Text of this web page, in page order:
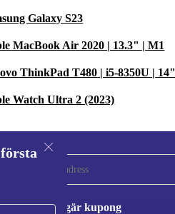
Galaxy S23
MacBook Air 2020 | 13.3" | M1
ThinkPad T480 | i5-8350U | 14"
Watch Ultra 2 (2023)
Begär kupong